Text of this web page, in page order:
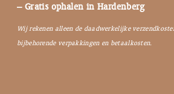
– Gratis ophalen in Hardenberg
Wij rekenen alleen de daadwerkelijke
bijbehorende verpakkingen en betaalkosten.